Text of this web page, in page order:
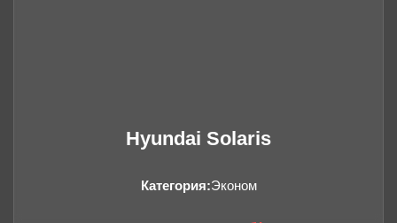
Hyundai Solaris
Категория:Эконом